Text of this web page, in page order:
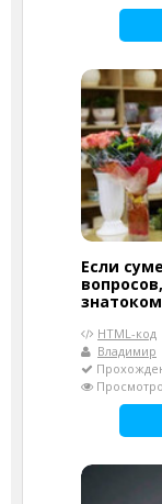
Если
HTML-код
Владимир